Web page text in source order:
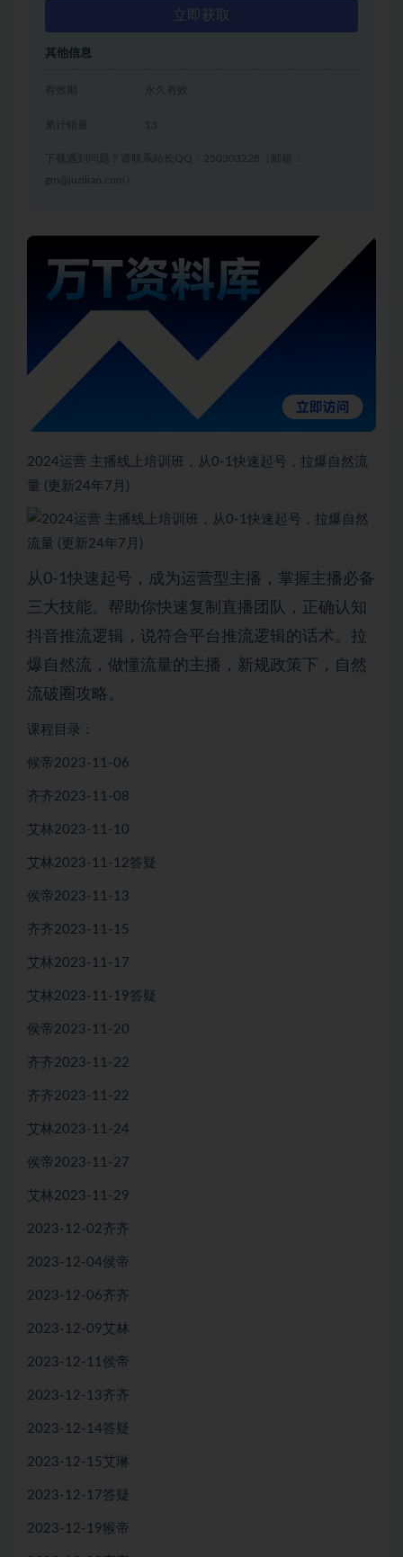
立即获取
其他信息
有效期 永久有效
累计销量 13
下载遇到问题？请联系站长QQ：250303228（邮箱：
gm@juziliao.com）
2024运营 主播线上培训班，从0-1快速起号，拉爆自然流
量 (更新24年7月)
从0-1快速起号，成为运营型主播，掌握主播必备
三大技能。帮助你快速复制直播团队，正确认知
抖音推流逻辑，说符合平台推流逻辑的话术。拉
爆自然流，做懂流量的主播，新规政策下，自然
流破圈攻略。
课程目录：
候帝2023-11-06
齐齐2023-11-08
艾林2023-11-10
艾林2023-11-12答疑
侯帝2023-11-13
齐齐2023-11-15
艾林2023-11-17
艾林2023-11-19答疑
侯帝2023-11-20
齐齐2023-11-22
齐齐2023-11-22
艾林2023-11-24
侯帝2023-11-27
艾林2023-11-29
2023-12-02齐齐
2023-12-04侯帝
2023-12-06齐齐
2023-12-09艾林
2023-12-11侯帝
2023-12-13齐齐
2023-12-14答疑
2023-12-15艾琳
2023-12-17答疑
2023-12-19猴帝